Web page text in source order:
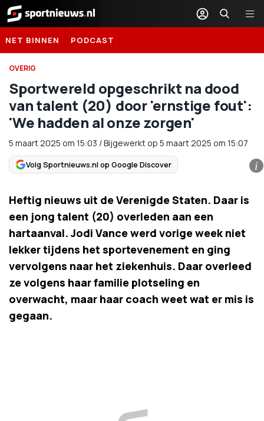
Sportnieuws.nl
NET BINNEN PODCAST
OVERIG
Sportwereld opgeschrikt na dood
van talent (20) door 'ernstige fout':
'We hadden al onze zorgen'
5 maart 2025 om 15:03 /Bijgewerkt op 5 maart 2025 om 15:07
Volg Sportnieuws.nl op Google Discover i
Heftig nieuws uit de Verenigde Staten. Daar is
een jong talent (20) overleden aan een
hartaanval. Jodi Vance werd vorige week niet
lekker tijdens het sportevenement en ging
vervolgens naar het ziekenhuis. Daar overleed
ze volgens haar familie plotseling en
overwacht, maar haar coach weet wat er mis is
gegaan.